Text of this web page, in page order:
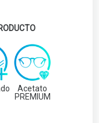
Acetato
PREMIUM